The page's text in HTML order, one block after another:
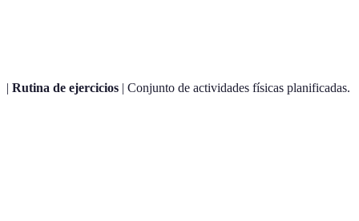
| Rutina de ejercicios | Conjunto de actividades físicas planificadas.